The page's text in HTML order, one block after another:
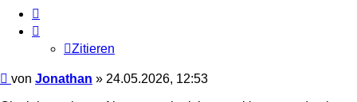
Zitieren
Beitrag
von Jonathan » 24.05.2026, 12:53